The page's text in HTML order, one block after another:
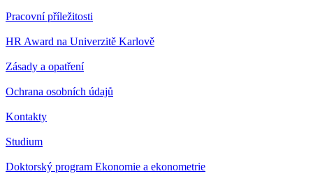
Pracovní příležitosti
HR Award na Univerzitě Karlově
Zásady a opatření
Ochrana osobních údajů
Kontakty
Studium
Doktorský program Ekonomie a ekonometrie